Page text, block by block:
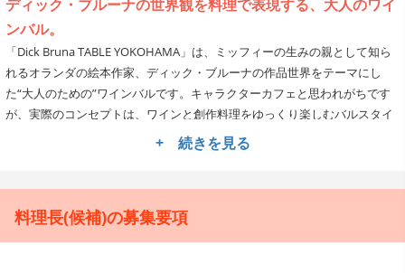
ディック・ブルーナの世界観を料理で表現する、大人のワイ
ンバル。
「Dick Bruna TABLE YOKOHAMA」は、ミッフィーの生みの親として知ら
れるオランダの絵本作家、ディック・ブルーナの作品世界をテーマにし
た“大人のための”ワインバルです。キャラクターカフェと思われがちです
が、実際のコンセプトは、ワインと創作料理をゆっくり楽しむバルスタイ
ル。花束をモチーフにしたサラダや、キャラクターをイメージした真っ黒
なカレーパンなど、物語性と遊び心に富んだメニューを提供しています。
料理長候補として、創作メニューとキッチン全体をリード。
お任せするのは、調理全般に加え、食材の発注・在庫管理、売上・人件費
+ 続きを見る
料理長(候補)の募集要項